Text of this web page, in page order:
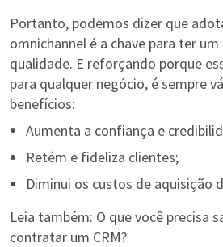
Portanto, podemos dizer que
omnichannel é a chave para ter
qualidade. E reforçando porque
para qualquer negócio, é sempre
benefícios:
Aumenta a confiança e
Retém e fideliza clientes;
Diminui os custos de aquisição
Leia também: O que você precisa
contratar um CRM?